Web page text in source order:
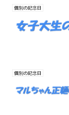
個別の記念日
個別の記念日